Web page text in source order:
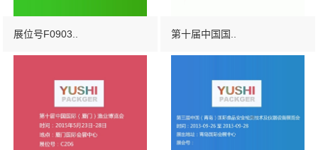
展位号F0903.. 第十届中国国..